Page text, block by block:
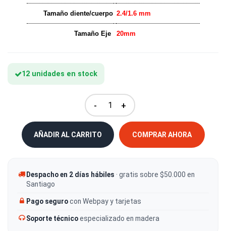
Tamaño diente/cuerpo 2.4/1.6 mm
Tamaño Eje 20mm
12 unidades en stock
- +
AÑADIR AL CARRITO COMPRAR AHORA
Despacho en 2 días hábiles · gratis sobre $50.000 en
Santiago
Pago segurocon Webpay y tarjetas
Soporte técnicoespecializado en madera